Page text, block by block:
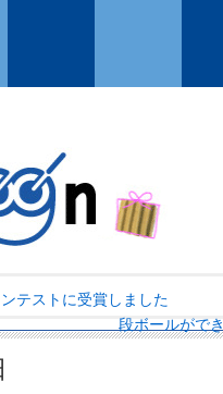
テストに受賞しました
段ボールが